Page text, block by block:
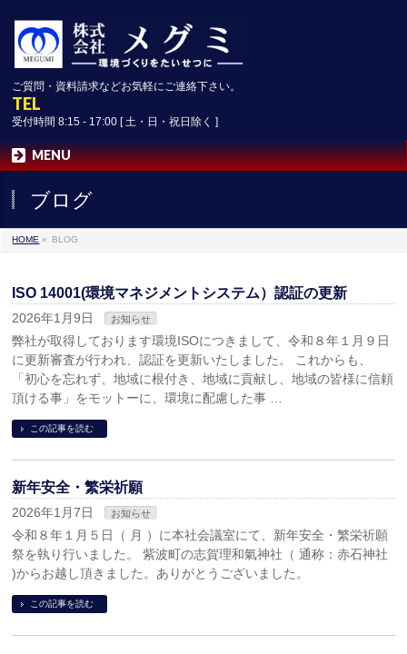
ご質問・資料請求などお気軽にご連絡下さい。
TEL
受付時間 8:15 - 17:00 [ 土・日・祝日除く ]
MENU
ブログ
HOME » BLOG
ISO 14001(環境マネジメントシステム）認証の更新
2026年1月9日 お知らせ
弊社が取得しております環境ISOにつきまして、令和８年１月９日
に更新審査が行われ、認証を更新いたしました。 これからも、
「初心を忘れず、地域に根付き、地域に貢献し、地域の皆様に信頼
頂ける事」をモットーに、環境に配慮した事 …
この記事を読む
新年安全・繁栄祈願
2026年1月7日 お知らせ
令和８年１月５日（ 月 ）に本社会議室にて、新年安全・繁栄祈願
祭を執り行いました。 紫波町の志賀理和氣神社（ 通称：赤石神社
)からお越し頂きました。ありがとうございました。
この記事を読む